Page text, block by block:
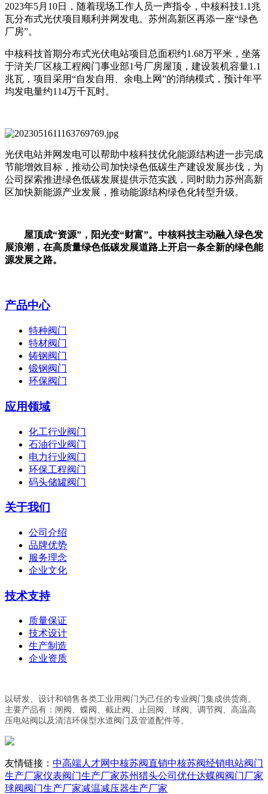
2023年5月10日，随着现场工作人员一声指令，中核科技1.1兆
瓦分布式光伏项目顺利并网发电。苏州高新区再添一座“绿色
厂房”。
中核科技首期分布式光伏电站项目总面积约1.68万平米，坐落
于浒关厂区核工程阀门事业部1号厂房屋顶，建设装机容量1.1
兆瓦，项目采用“自发自用、余电上网”的消纳模式，预计年平
均发电量约114万千瓦时。
光伏电站并网发电可以帮助中核科技优化能源结构进一步完成
节能增效目标，推动公司加快绿色低碳生产建设发展步伐，为
公司探索推进绿色低碳发展提供示范实践，同时助力苏州高新
区加快新能源产业发展，推动能源结构绿色化转型升级。
屋顶成“资源”，阳光变“财富”。中核科技主动融入绿色发
展浪潮，在高质量绿色低碳发展道路上开启一条全新的绿色能
源发展之路。
产品中心
特种阀门
特材阀门
铸钢阀门
锻钢阀门
环保阀门
应用领域
化工行业阀门
石油行业阀门
电力行业阀门
环保工程阀门
码头储罐阀门
关于我们
公司介绍
品牌优势
服务理念
企业文化
技术支持
质量保证
技术设计
生产制造
企业资质
以研发、设计和销售各类工业用阀门为己任的专业阀门集成供货商。
主要产品有：闸阀、蝶阀、截止阀、止回阀、球阀、调节阀、高温高
压电站阀以及清洁环保型水道阀门及管道配件等。
友情链接： 中高端人才网中核苏阀直销中核苏阀经销电站阀门
生产厂家仪表阀门生产厂家苏州猎头公司优仕达蝶阀阀门厂家
球阀阀门生产厂家减温减压器生产厂家